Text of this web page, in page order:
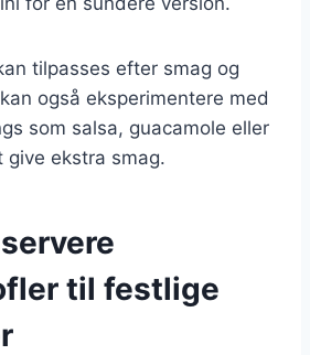
tilpasses efter smag og
også eksperimentere med
som salsa, guacamole eller
give ekstra smag.
til festlige